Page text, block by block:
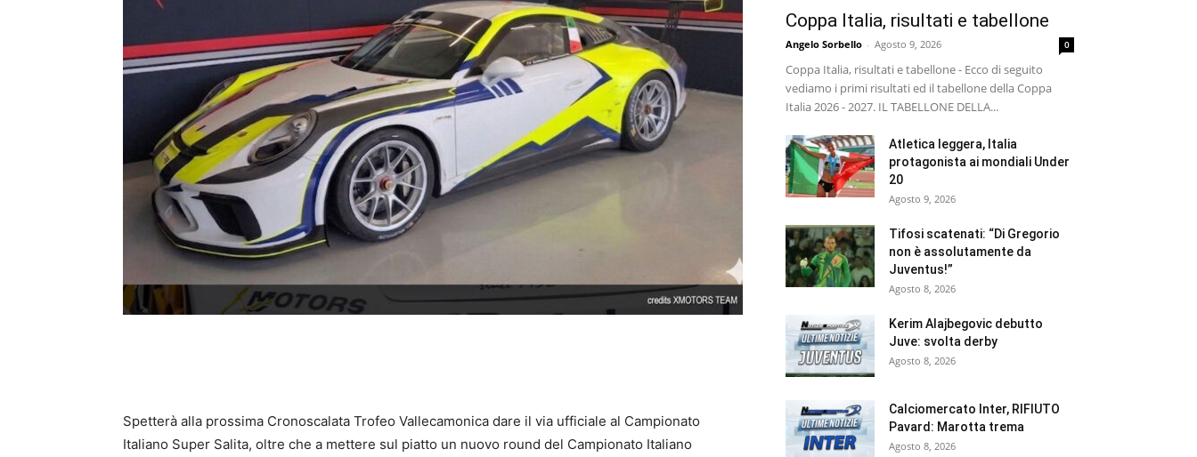
Spetterà alla prossima Cronoscalata Trofeo Vallecamonica dare il via ufficiale al Campionato
Italiano Super Salita, oltre che a mettere sul piatto un nuovo round del Campionato Italiano
Coppa Italia, risultati e tabellone
Angelo Sorbello - Agosto 9, 2026 0
Coppa Italia, risultati e tabellone - Ecco di seguito
vediamo i primi risultati ed il tabellone della Coppa
Italia 2026 - 2027. IL TABELLONE DELLA...
Atletica leggera, Italia
protagonista ai mondiali Under
20
Agosto 9, 2026
Tifosi scatenati: “Di Gregorio
non è assolutamente da
Juventus!”
Agosto 8, 2026
Kerim Alajbegovic debutto
Juve: svolta derby
Agosto 8, 2026
Calciomercato Inter, RIFIUTO
Pavard: Marotta trema
Agosto 8, 2026